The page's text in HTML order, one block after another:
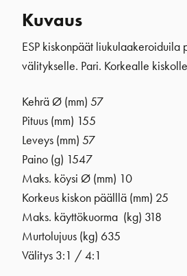
Kuvaus
ESP kiskonpäät
välitykselle. Pari. Korkealle
Kehrä Ø (mm) 57
Pituus (mm) 155
Leveys (mm) 57
Paino (g) 1547
Maks. köysi Ø (mm) 10
Korkeus kiskon päälllä (mm) 25
Maks. käyttökuorma (kg) 318
Murtolujuus (kg) 635
Välitys 3:1 / 4:1